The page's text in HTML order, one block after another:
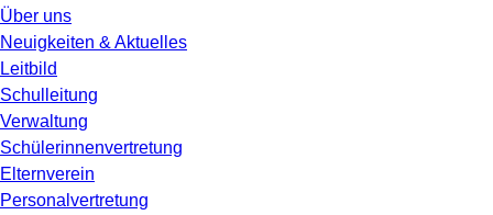
Über uns
Neuigkeiten & Aktuelles
Leitbild
Schulleitung
Verwaltung
Schülerinnenvertretung
Elternverein
Personalvertretung